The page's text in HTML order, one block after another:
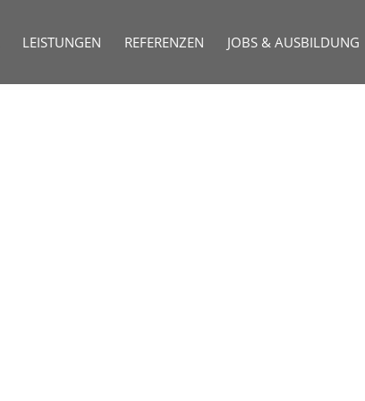
LEISTUNGEN REFERENZEN JOBS & AUSBILDUNG